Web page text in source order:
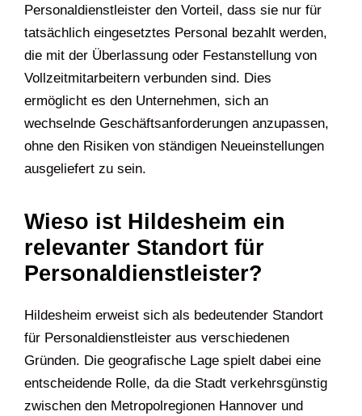
Personaldienstleister den Vorteil, dass sie nur für
tatsächlich eingesetztes Personal bezahlt werden,
die mit der Überlassung oder Festanstellung von
Vollzeitmitarbeitern verbunden sind. Dies
ermöglicht es den Unternehmen, sich an
wechselnde Geschäftsanforderungen anzupassen,
ohne den Risiken von ständigen Neueinstellungen
ausgeliefert zu sein.
Wieso ist Hildesheim ein
relevanter Standort für
Personaldienstleister?
Hildesheim erweist sich als bedeutender Standort
für Personaldienstleister aus verschiedenen
Gründen. Die geografische Lage spielt dabei eine
entscheidende Rolle, da die Stadt verkehrsgünstig
zwischen den Metropolregionen Hannover und